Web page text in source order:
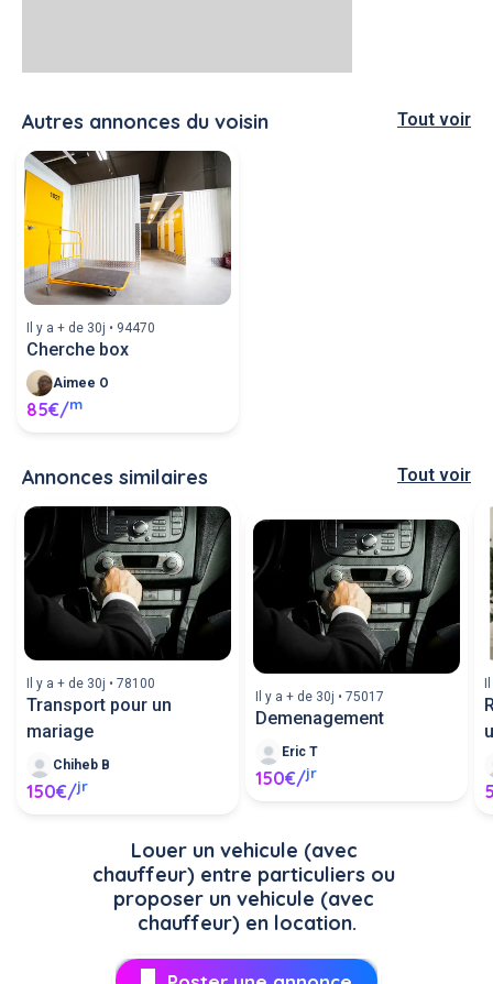
Autres annonces du voisin Tout voir
Il y a + de 30j • 94470
Cherche box
Aimee O
85€/m
Annonces similaires Tout voir
Il y a + de 30j • 78100
Transport pour un
mariage
Chiheb B
150€/jr
Il y a + de 30j • 75017
Demenagement
Eric T
150€/jr
Il
Louer un vehicule (avec
chauffeur) entre particuliers ou
proposer un vehicule (avec
chauffeur) en location.